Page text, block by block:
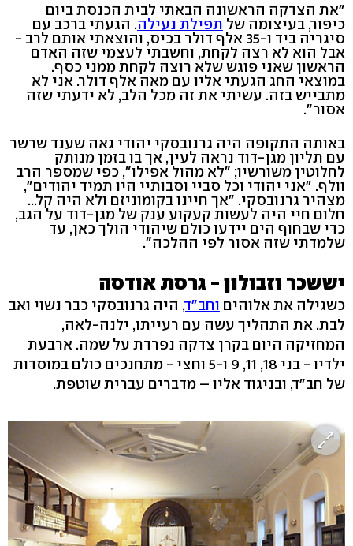
"את הצדקה הראשונה הבאתי לבית הכנסת ביום
כיפור, בעיצומה של תפילת נעילה. הגעתי ברכב עם
סיגריה ביד ו-35 אלף דולר בכיס, והוצאתי אותם לרב -
אבל הוא לא רצה לקחת, וחשבתי לעצמי שזה האדם
הראשון שאני פוגש שלא רוצה לקחת ממני כסף.
במוצאי החג הגעתי אליו עם מאה אלף דולר. אני לא
מתבייש בזה. עשיתי את זה מכל הלב, לא ידעתי שזה
אסור".
באותה התקופה היה גרנובסקי יהודי גאה שענד שרשר
עם תליון מגן-דוד נראה לעין, אך בו בזמן מנותק
לחלוטין משורשיו; "לא מהול אפילו", כפי שמספר הרב
וולף. "אני יהודי וכל סביי וסבותיי היו תמיד יהודים",
מצהיר גרנובסקי. "אך חיינו בקומוניזם ולא היה קל...
חלום חיי היה לעשות קעקוע ענק של מגן-דוד על הגב,
כדי שבחוף הים יידעו כולם שיהודי הולך כאן, עד
שלמדתי שזה אסור לפי ההלכה".
יששכר וזבולון - גרסת אודסה
כשגילה את אלוהים וחב"ד, היה גרנובסקי כבר נשוי ואב
לבת. את התהליך עשה עם רעייתו, ילנה-לאה,
המחזיקה היום בקרן צדקה נפרדת על שמה. ארבעת
ילדיו - בני 18, 11, 9 ו-5 וחצי - מתחנכים כולם במוסדות
של חב"ד, ובניגוד אליו – מדברים עברית שוטפת.